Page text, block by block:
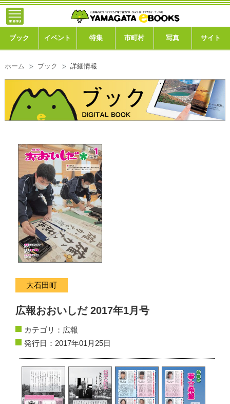
ブック イベント 特集 市町村 写真 サイト
ホーム ブック 詳細情報
大石田町
広報おおいしだ 2017年1月号
カテゴリ： 広報
発行日：2017年01月25日
トップ
ブック
市町村
このサイトについて
運営会社
ご利用ガイド
よくある質問
サイトマップ
個人情報保護方針
動作環境
リンク集
}; -->